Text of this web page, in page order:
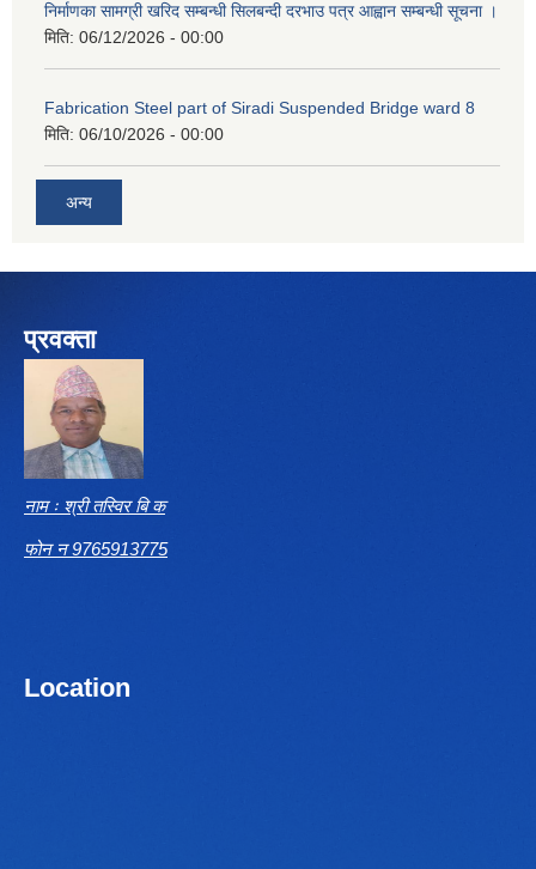
निर्माणका सामग्री खरिद सम्बन्धी सिलबन्दी दरभाउ पत्र आह्वान सम्बन्धी सूचना ।
मिति: 06/12/2026 - 00:00
Fabrication Steel part of Siradi Suspended Bridge ward 8
मिति: 06/10/2026 - 00:00
अन्य
प्रवक्ता
नाम ः श्री तस्विर बि क
फोन न 9765913775
Location